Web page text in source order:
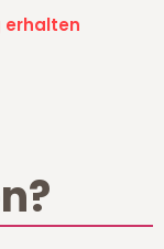
erhalten